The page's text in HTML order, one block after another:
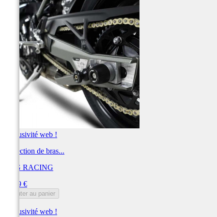
Exclusivité web !
Protection de bras...
R&G RACING
64,89 €
Ajouter au panier
Exclusivité web !